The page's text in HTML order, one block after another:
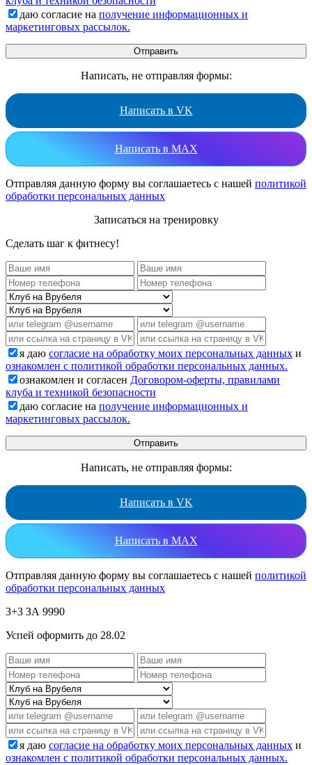
даю согласие на получение информационных и
маркетинговых рассылок.
Написать, не отправляя формы:
Написать в VK
Написать в MAX
Отправляя данную форму вы соглашаетесь с нашей политикой
обработки персональных данных
Записаться на тренировку
Сделать шаг к фитнесу!
я даю согласие на обработку моих персональных данных и
ознакомлен с политикой обработки персональных данных.
ознакомлен и согласен Договором-оферты, правилами
клуба и техникой безопасности
даю согласие на получение информационных и
маркетинговых рассылок.
Написать, не отправляя формы:
Написать в VK
Написать в MAX
Отправляя данную форму вы соглашаетесь с нашей политикой
обработки персональных данных
3+3 ЗА 9990
Успей оформить до 28.02
я даю согласие на обработку моих персональных данных и
ознакомлен с политикой обработки персональных данных.